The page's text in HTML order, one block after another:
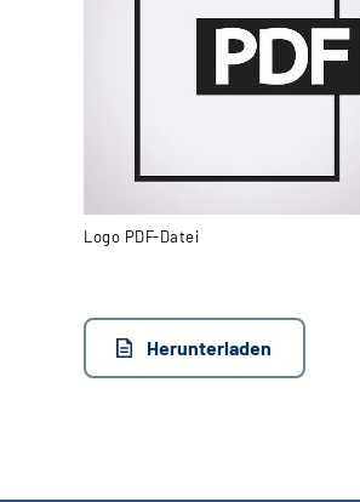
Logo PDF-Datei
Herunterladen